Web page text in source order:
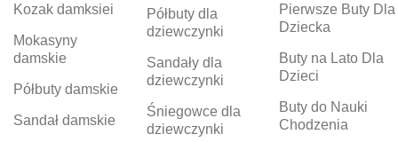
Kozak damksiei
Mokasyny
damskie
Półbuty damskie
Sandał damskie
Półbuty dla
dziewczynki
Sandały dla
dziewczynki
Śniegowce dla
dziewczynki
Pierwsze Buty Dla
Dziecka
Buty na Lato Dla
Dzieci
Buty do Nauki
Chodzenia